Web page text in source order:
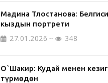
Мадина Тлостанова:
кыздын портрети
27.01.2026 348
О`Шакир: Кудай менен
түрмөдөн